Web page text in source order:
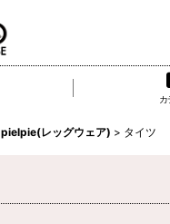
カ
pielpie(レッグウェア) > タイツ